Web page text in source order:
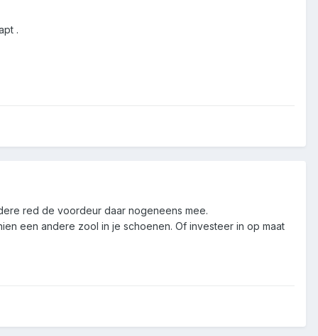
.
red de voordeur daar nogeneens mee.
een andere zool in je schoenen. Of investeer in op maat